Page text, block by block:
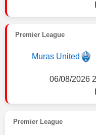
Premier League
Muras United
06/08/2026
Premier League